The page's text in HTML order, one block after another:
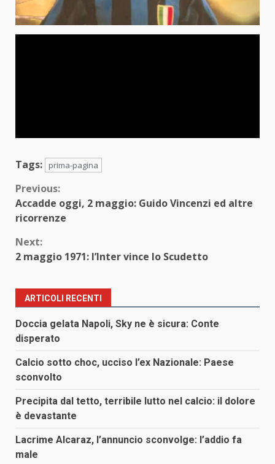
Tags: prima-pagina
Continue
Reading
Previous:
Accadde oggi, 2 maggio: Guido Vincenzi ed altre
ricorrenze
Next:
2 maggio 1971: l’Inter vince lo Scudetto
ARTICOLI RECENTI
Doccia gelata Napoli, Sky ne è sicura: Conte
disperato
Calcio sotto choc, ucciso l’ex Nazionale: Paese
sconvolto
Precipita dal tetto, terribile lutto nel calcio: il dolore
è devastante
Lacrime Alcaraz, l’annuncio sconvolge: l’addio fa
male